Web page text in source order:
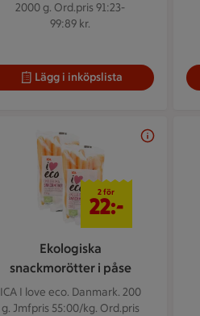
2000 g. Ord.pris 91:23-
99:89 kr.
Lägg i inköpslista
Ekologiska
snackmorötter i påse
ICA I love eco. Danmark. 200
g. Jmfpris 55:00/kg. Ord.pris
2 för 22 kr
2 för
22:-